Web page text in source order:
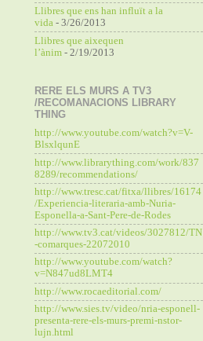
Llibres que ens han influït a la
vida - 3/26/2013
Llibres que aixequen
l’ànim - 2/19/2013
RERE ELS MURS A TV3
/RECOMANACIONS LIBRARY
THING
http://www.youtube.com/watch?v=V-
BlsxlqunE
http://www.librarything.com/work/837
8289/recommendations/
http://www.tresc.cat/fitxa/llibres/16174
/Experiencia-literaria-amb-Nuria-
Esponella-a-Sant-Pere-de-Rodes
http://www.tv3.cat/videos/3027812/TN
-comarques-22072010
http://www.youtube.com/watch?
v=N847ud8LMT4
http://www.rocaeditorial.com/
http://www.sies.tv/video/nria-esponell-
presenta-rere-els-murs-premi-nstor-
lujn.html